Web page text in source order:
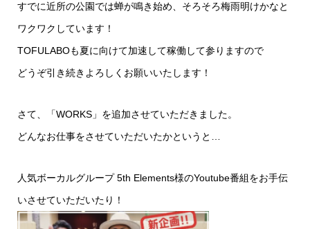
すでに近所の公園では蝉が鳴き始め、そろそろ梅雨明けかなと
ワクワクしています！
TOFULABOも夏に向けて加速して稼働して参りますので
どうぞ引き続きよろしくお願いいたします！
さて、「WORKS」を追加させていただきました。
どんなお仕事をさせていただいたかというと…
人気ボーカルグループ 5th Elements様のYoutube番組をお手伝
いさせていただいたり！